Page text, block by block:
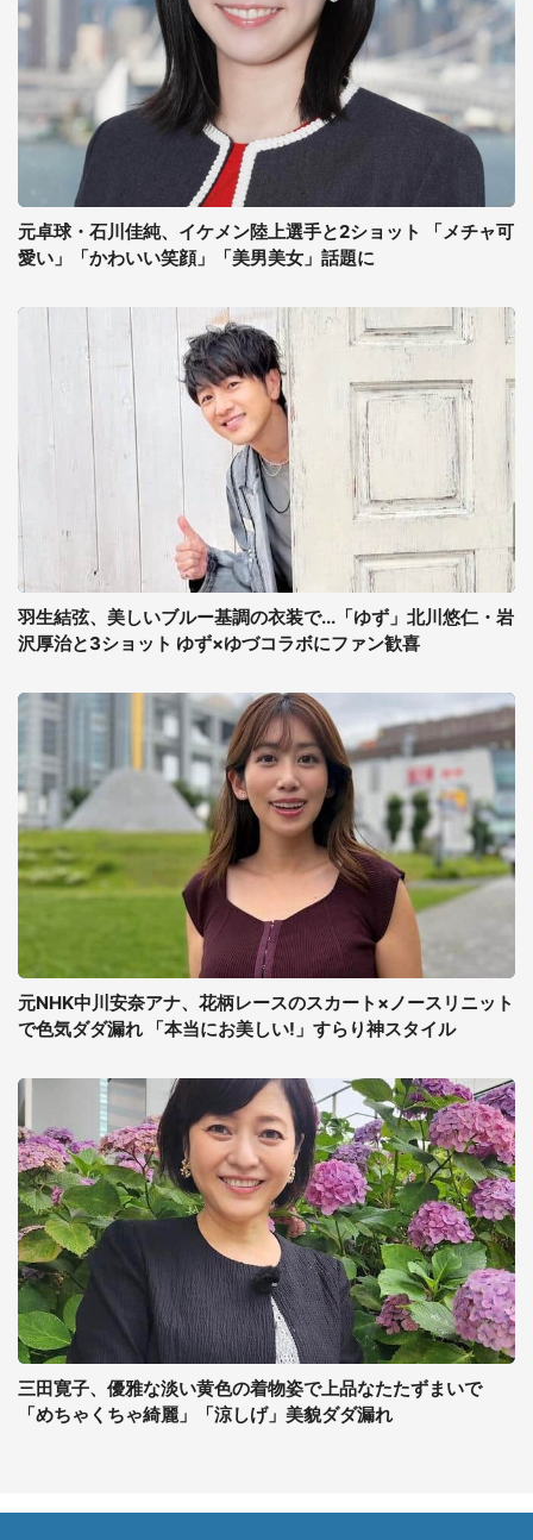
元卓球・石川佳純、イケメン陸上選手と2ショット 「メチャ可
愛い」「かわいい笑顔」「美男美女」話題に
羽生結弦、美しいブルー基調の衣装で...「ゆず」北川悠仁・岩
沢厚治と3ショット ゆず×ゆづコラボにファン歓喜
元NHK中川安奈アナ、花柄レースのスカート×ノースリニット
で色気ダダ漏れ 「本当にお美しい!」すらり神スタイル
三田寛子、優雅な淡い黄色の着物姿で上品なたたずまいで
「めちゃくちゃ綺麗」「涼しげ」美貌ダダ漏れ